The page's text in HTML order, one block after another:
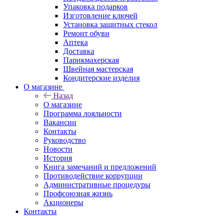
Упаковка подарков
Изготовление ключей
Установка защитных стекол
Ремонт обуви
Аптека
Доставка
Парикмахерская
Швейная мастерская
Кондитерские изделия
О магазине
Назад
О магазине
Программа лояльности
Вакансии
Контакты
Руководство
Новости
История
Книга замечаний и предложений
Противодействие коррупции
Административные процедуры
Профсоюзная жизнь
Акционеры
Контакты